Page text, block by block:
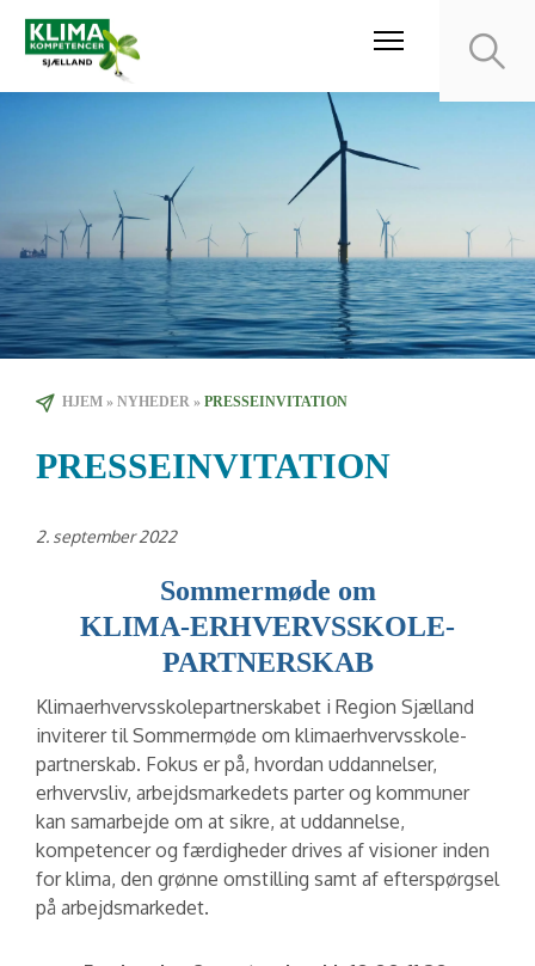
HJEM » NYHEDER » PRESSEINVITATION
PRESSEINVITATION
2. september 2022
Sommermøde om
KLIMA-ERHVERVSSKOLE-
PARTNERSKAB
Klimaerhvervsskolepartnerskabet i Region Sjælland
inviterer til Sommermøde om klimaerhvervsskole-
partnerskab. Fokus er på, hvordan uddannelser,
erhvervsliv, arbejdsmarkedets parter og kommuner
kan samarbejde om at sikre, at uddannelse,
kompetencer og færdigheder drives af visioner inden
for klima, den grønne omstilling samt af efterspørgsel
på arbejdsmarkedet.